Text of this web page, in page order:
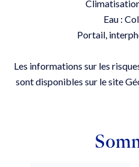
Eau :
Portail,
Les informations sur les
sont disponibles sur le site